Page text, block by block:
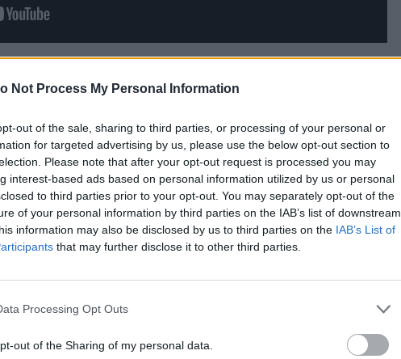
Not Process My Personal Information
out of the sale, sharing to third parties, or processing of your personal or
for targeted advertising by us, please use the below opt-out section to
Please note that after your opt-out request is processed you may
interest-based ads based on personal information utilized by us or personal
to third parties prior to your opt-out. You may separately opt-out of the
of your personal information by third parties on the IAB’s list of downstream
information may also be disclosed by us to third parties on the IAB’s List of
that may further disclose it to other third parties.
Processing Opt Outs
out of the Sharing of my personal data.